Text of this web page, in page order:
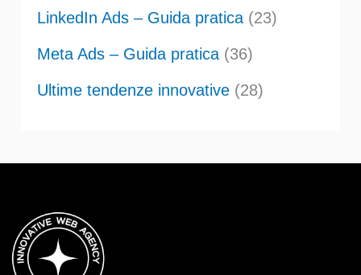
LinkedIn Ads – Guida pratica(23)
Meta Ads – Guida pratica(36)
Ultime tendenze innovative(28)